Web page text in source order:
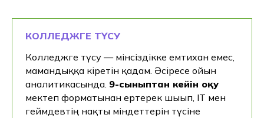
КОЛЛЕДЖГЕ ТҮСУ
Колледжге түсу — мінсіздікке емтихан емес,
мамандыққа кіретін қадам. Әсіресе ойын
аналитикасында. 9-сыныптан кейін оқу
мектеп форматынан ертерек шығып, IT мен
геймдевтің нақты міндеттерін түсіне
Бұл мамандық сізге
сәйкес келетінін іс
жүзінде түсінгіңіз келе
ме?